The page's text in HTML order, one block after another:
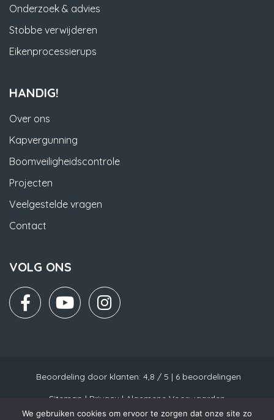
Onderzoek & advies
Stobbe verwijderen
Eikenprocessierups
HANDIG!
Over ons
Kapvergunning
Boomveiligheidscontrole
Projecten
Veelgestelde vragen
Contact
VOLG ONS
Sitemap | Privacy | Algemene Voorwaarden
Beoordeling door klanten: 4,8 / 5 | 6beoordelingen
We gebruiken cookies om ervoor te zorgen dat onze site zo